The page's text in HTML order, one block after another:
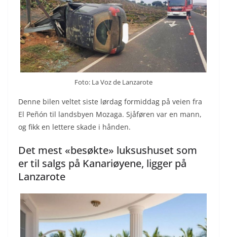
Foto: La Voz de Lanzarote
Denne bilen veltet siste lørdag formiddag på veien fra
El Peñón til landsbyen Mozaga. Sjåføren var en mann,
og fikk en lettere skade i hånden.
Det mest «besøkte» luksushuset som
er til salgs på Kanariøyene, ligger på
Lanzarote